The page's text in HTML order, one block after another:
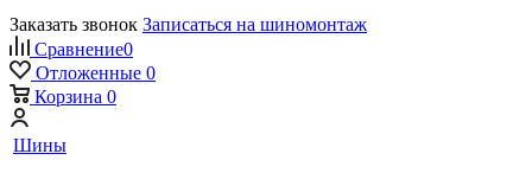
Заказать звонок Записаться на шиномонтаж
Сравнение0
Отложенные 0
Корзина 0
Шины